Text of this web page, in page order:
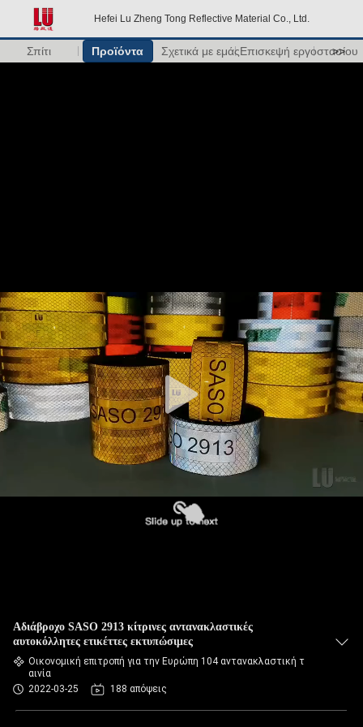
Hefei Lu Zheng Tong Reflective Material Co., Ltd.
Σπίτι Προϊόντα Σχετικά με εμάςΕπισκεψή εργοστασίου
>>
Αδιάβροχο SASO 2913 κίτρινες αντανακλαστικές
αυτοκόλλητες ετικέττες εκτυπώσιμες
Οικονομική επιτροπή για την Ευρώπη 104 αντανακλαστική τ
αινία
2022-03-25
188 απόψεις